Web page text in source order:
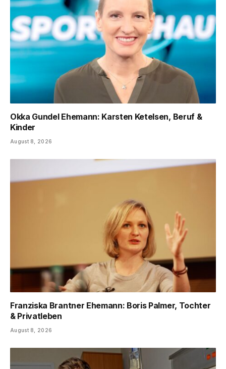
Okka Gundel Ehemann: Karsten Ketelsen, Beruf &
Kinder
August 8, 2026
Franziska Brantner Ehemann: Boris Palmer, Tochter
& Privatleben
August 8, 2026